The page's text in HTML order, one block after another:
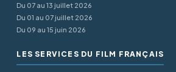
Du 07 au 13 juillet 2026
Du 01 au 07 juillet 2026
Du 09 au 15 juin 2026
LES SERVICES DU FILM FRANÇAIS